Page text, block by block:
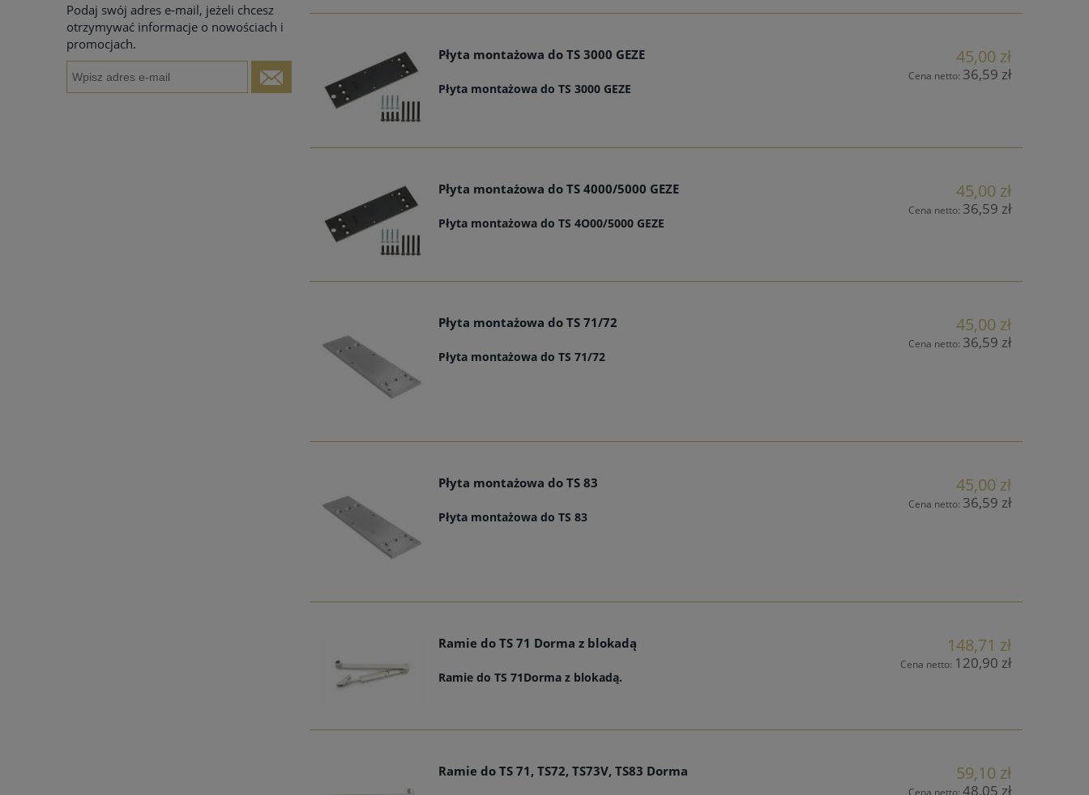
Podaj swój adres e-mail, jeżeli chcesz
otrzymywać informacje o nowościach i
promocjach.
Płyta montażowa do TS 3000 GEZE
Płyta montażowa do TS 3000 GEZE
45,00 zł
Cena netto: 36,59 zł
Płyta montażowa do TS 4000/5000 GEZE
Płyta montażowa do TS 4O00/5000 GEZE
45,00 zł
Cena netto: 36,59 zł
Płyta montażowa do TS 71/72
Płyta montażowa do TS 71/72
45,00 zł
Cena netto: 36,59 zł
Płyta montażowa do TS 83
Płyta montażowa do TS 83
45,00 zł
Cena netto: 36,59 zł
Ramie do TS 71 Dorma z blokadą
Ramie do TS 71Dorma z blokadą.
148,71 zł
Cena netto: 120,90 zł
Ramie do TS 71, TS72, TS73V, TS83 Dorma 59,10 zł
Cena netto: 48,05 zł